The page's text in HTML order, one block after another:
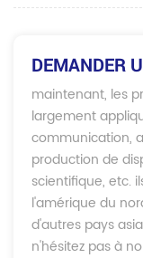
DEMANDER
maintenant, les
largement
communication,
production de
scientifique, etc.
l'amérique du
d'autres pays
n'hésitez pas à